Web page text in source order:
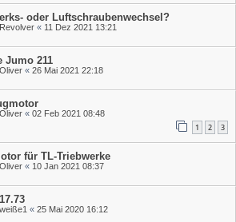
oder Luftschraubenwechsel?
Revolver « 11 Dez 2021 13:21
Jumo 211
Oliver « 26 Mai 2021 22:18
Oliver « 02 Feb 2021 08:48
1 2 3
für TL-Triebwerke
Oliver « 10 Jan 2021 08:37
weiße1 « 25 Mai 2020 16:12